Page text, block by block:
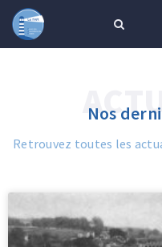
Nos
Retrouvez toutes les